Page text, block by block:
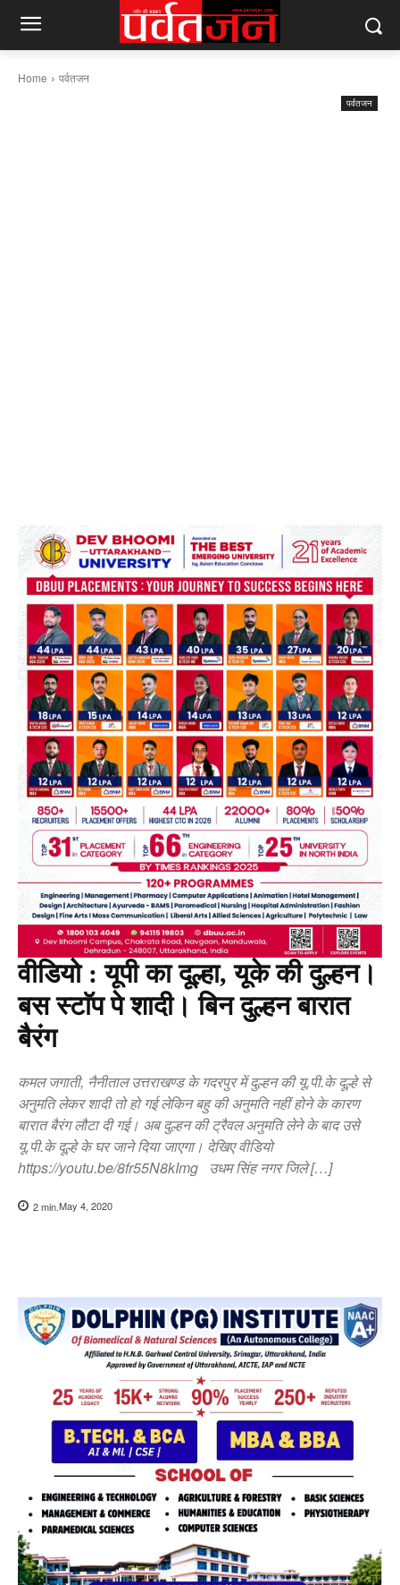
Home पर्वतजन
पर्वतजन
वीडियो : यूपी का दूल्हा, यूके की दुल्हन।
बस स्टाॅप पे शादी। बिन दुल्हन बारात
बैरंग
कमल जगाती, नैनीताल उत्तराखण्ड के गदरपुर में दुल्हन की यू.पी.के दूल्हे से
अनुमति लेकर शादी तो हो गई लेकिन बहु की अनुमति नहीं होने के कारण
बारात बैरंग लौटा दी गई। अब दुल्हन की ट्रैवल अनुमति लेने के बाद उसे
यू.पी.के दूल्हे के घर जाने दिया जाएगा। देखिए वीडियो
https://youtu.be/8fr55N8kImg उधम सिंह नगर जिले […]
2min.May 4, 2020